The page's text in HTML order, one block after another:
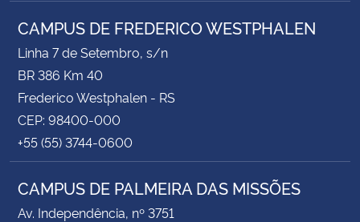
CAMPUS DE FREDERICO WESTPHALEN
Linha 7 de Setembro, s/n
BR 386 Km 40
Frederico Westphalen - RS
CEP: 98400-000
+55 (55) 3744-0600
CAMPUS DE PALMEIRA DAS MISSÕES
Av. Independência, nº 3751